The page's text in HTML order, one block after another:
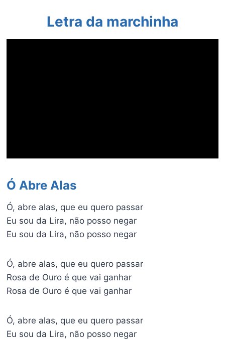
Letra da marchinha
Ó Abre Alas
Ó, abre alas, que eu quero passar
Eu sou da Lira, não posso negar
Eu sou da Lira, não posso negar
Ó, abre alas, que eu quero passar
Rosa de Ouro é que vai ganhar
Rosa de Ouro é que vai ganhar
Ó, abre alas, que eu quero passar
Eu sou da Lira, não posso negar